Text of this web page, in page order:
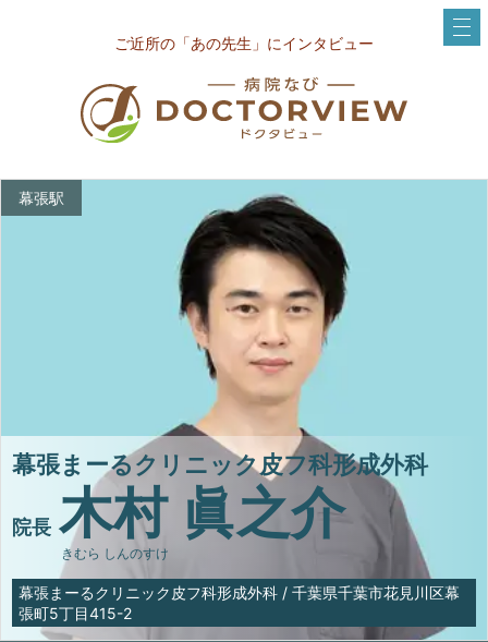
ご近所の「あの先生」にインタビュー
幕張駅
幕張まーるクリニック皮フ科形成外科
院長 木村 眞之介
きむら しんのすけ
幕張まーるクリニック皮フ科形成外科 / 千葉県千葉市花見川区幕
張町5丁目415-2